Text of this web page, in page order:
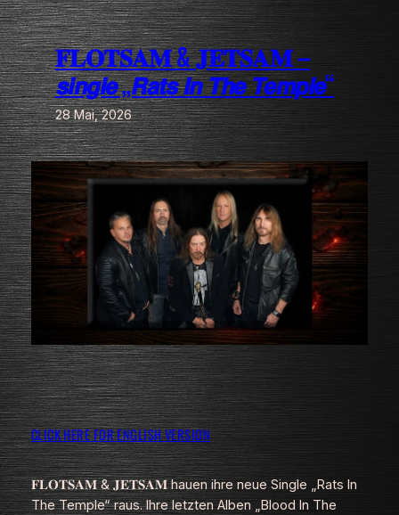
Zum
Inhalt
springen𝐅𝐋𝐎𝐓𝐒𝐀𝐌 & 𝐉𝐄𝐓𝐒𝐀𝐌 –
𝙨𝙞𝙣𝙜𝙡𝙚 „𝙍𝙖𝙩𝙨 𝙄𝙣 𝙏𝙝𝙚 𝙏𝙚𝙢𝙥𝙡𝙚“
28 Mai, 2026
CLICK HERE FOR ENGLISH VERSION
𝐅𝐋𝐎𝐓𝐒𝐀𝐌 & 𝐉𝐄𝐓𝐒𝐀𝐌 hauen ihre neue Single „Rats In
The Temple“ raus. Ihre letzten Alben „Blood In The